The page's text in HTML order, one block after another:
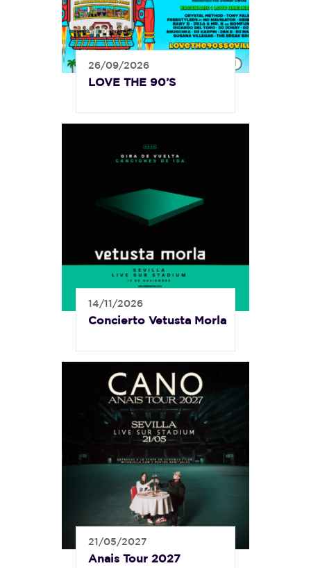
26/09/2026
LOVE THE 90’S
14/11/2026
Concierto Vetusta Morla
21/05/2027
Anais Tour 2027